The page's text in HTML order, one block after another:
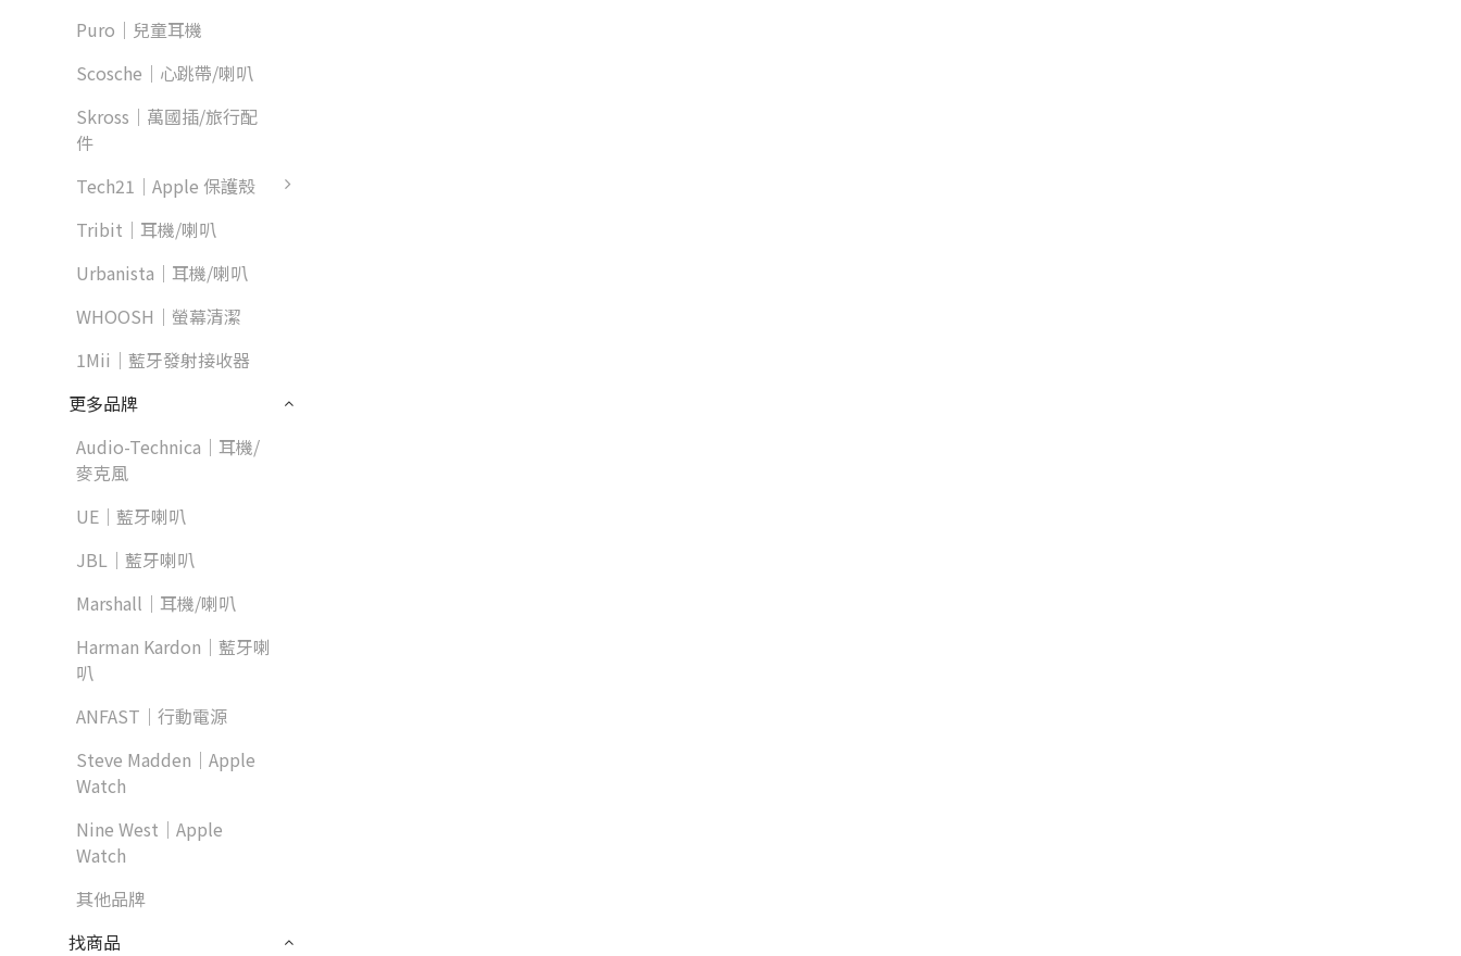
Puro｜兒童耳機
Scosche｜心跳帶/喇叭
Skross｜萬國插/旅行配
件
Tech21｜Apple 保護殼
Tribit｜耳機/喇叭
Urbanista｜耳機/喇叭
WHOOSH｜螢幕清潔
1Mii｜藍牙發射接收器
更多品牌
Audio-Technica｜耳機/
麥克風
UE｜藍牙喇叭
JBL｜藍牙喇叭
Marshall｜耳機/喇叭
Harman Kardon｜藍牙喇
叭
ANFAST｜行動電源
Steve Madden｜Apple
Watch
Nine West｜Apple
Watch
其他品牌
找商品